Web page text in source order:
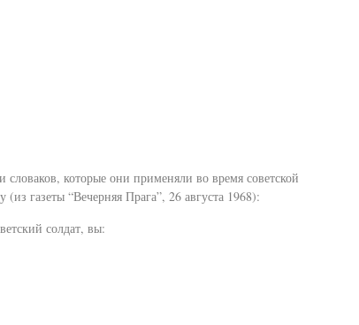
словаков, которые они применяли во время советской
газеты “Вечерняя Прага”, 26 августа 1968):
солдат, вы: